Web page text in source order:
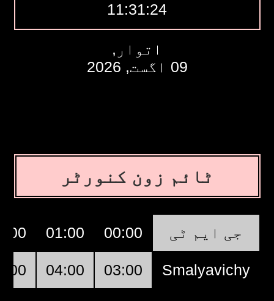
11:31:25
اتوار,
09 اگست, 2026
ٹائم زون کنورٹر
جی ایم ٹی 00:00
01:00
Smalyavichy
03:00
04:00